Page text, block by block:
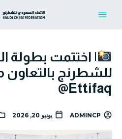
| اختتمت بطولة
للشطرنج بالتعاون
‪@Ettifaq‬
ADMINCP يونيو 20, 2026